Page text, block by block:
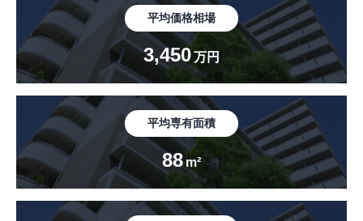
平均価格相場
3,450万円
平均専有面積
88 m²